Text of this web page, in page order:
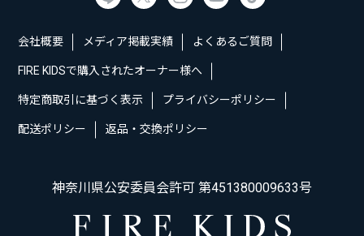
会社概要 メディア掲載実績 よくあるご質問
FIRE KIDSで購入されたオーナー様へ
特定商取引に基づく表示 プライバシーポリシー
配送ポリシー 返品・交換ポリシー
神奈川県公安委員会許可 第451380009633号